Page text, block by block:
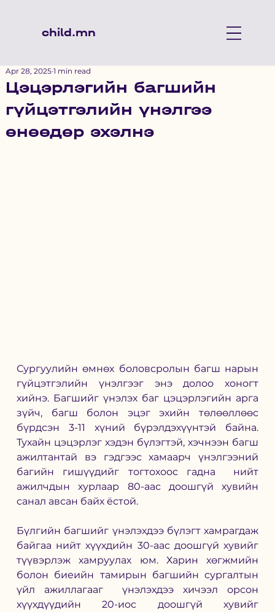
child.mn
Цэцэрлэгийн багшийн
гүйцэтгэлийн үнэлгээ
өнөөдөр эхэлнэ
Apr 28, 2025 1 min read
Сургуулийн өмнөх боловсролын багш нарын
гүйцэтгэлийн үнэлгээг энэ долоо хоногт
хийнэ. Багшийг үнэлэх баг цэцэрлэгийн арга
зүйч, багш болон эцэг эхийн төлөөллөөс
бүрдсэн 3-11 хүний бүрэлдэхүүнтэй байна.
Тухайн цэцэрлэг хэдэн бүлэгтэй, хэчнээн багш
ажилтантай вэ гэдгээс хамаарч үнэлгээний
багийн гишүүдийг тогтохоос гадна  нийт
ажилчдын хурлаар 80-аас доошгүй хувийн
санал авсан байх ёстой.
Бүлгийн багшийг үнэлэхдээ бүлэгт хамрагдаж
байгаа нийт хүүхдийн 30-аас доошгүй хувийг
түүвэрлэж хамруулах юм. Харин хөгжмийн
болон биеийн тамирын багшийн сургалтын
үйл ажиллагааг  үнэлэхдээ хичээл орсон
хүүхдүүдийн 20-иос доошгүй хувийг